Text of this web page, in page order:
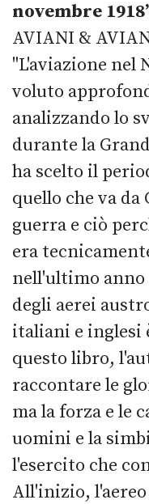
novembre
AVIANI &
"L'aviazione nel
voluto
analizzando lo
durante la
ha scelto il
quello che va
guerra e ciò
era
nell'ultimo
degli aerei
italiani e inglesi
questo libro,
raccontare le
ma la forza e le
uomini e la
l'esercito che
All'inizio, l'aereo